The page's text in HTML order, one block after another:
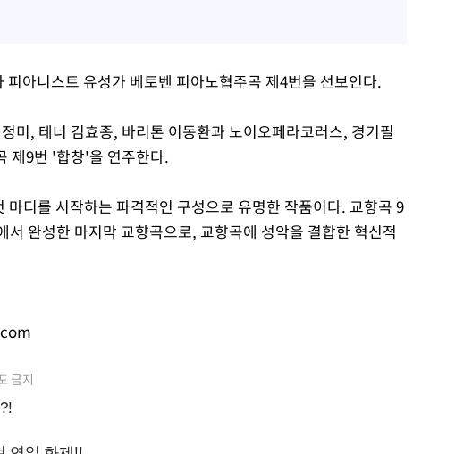
아니스트 유성가 베토벤 피아노협주곡 제4번을 선보인다.
미, 테너 김효종, 바리톤 이동환과 노이오페라코러스, 경기필
제9번 '합창'을 연주한다.
디를 시작하는 파격적인 구성으로 유명한 작품이다. 교향곡 9
완성한 마지막 교향곡으로, 교향곡에 성악을 결합한 혁신적
금지